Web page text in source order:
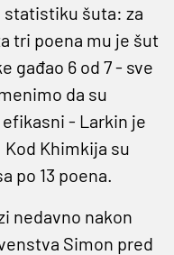
statistiku šuta: za
tri poena mu je šut
gađao 6 od 7 - sve
da su
- Larkin je
Kod Khimkija su
po 13 poena.
nedavno nakon
Simon pred